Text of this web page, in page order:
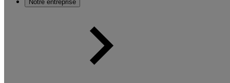
Notre entreprise